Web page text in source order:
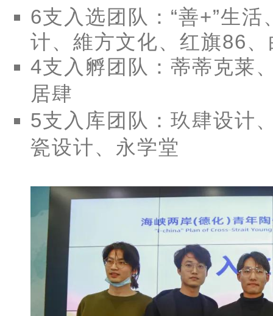
6支入选团队 ：“善+”生
计、維方文化、红旗86
4支入孵团队 ：蒂蒂克莱
居肆
5支入库团队 ：玖肆设计
瓷设计、永学堂